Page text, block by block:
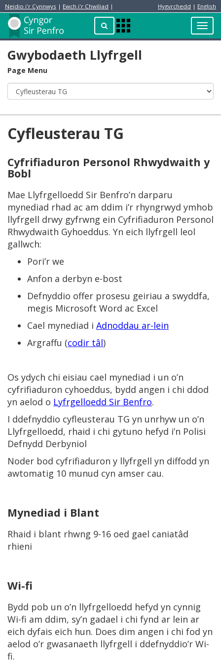
Neidio i'r Cynnwys | Ewch i'r Chwiliad | Hygyrchedd | English
ChwilioApps
Menu
Preswylydd
Gwybodaeth Llyfrgell
Page Menu
Cyfleusterau TG
Cyfrifiaduron Personol Rhwydwaith y
Bobl
Mae Llyfrgelloedd Sir Benfro’n darparu
mynediad rhad ac am ddim i’r rhyngrwyd ymhob
llyfrgell drwy gyfrwng ein Cyfrifiaduron Personol
Rhwydwaith Gyhoeddus. Yn eich llyfrgell leol
gallwch:
Pori’r we
Anfon a derbyn e-bost
Defnyddio offer prosesu geiriau a swyddfa,
megis Microsoft Word ac Excel
Cael mynediad i Adnoddau ar-lein
Argraffu (codir tâl)
Os ydych chi eisiau cael mynediad i un o’n
cyfrifiaduron cyhoeddus, bydd angen i chi ddod
yn aelod o Lyfrgelloedd Sir Benfro.
I ddefnyddio cyfleusterau TG yn unrhyw un o’n
Llyfrgelloedd, rhaid i chi gytuno hefyd i’n Polisi
Defnydd Derbyniol
Noder bod cyfrifiaduron y llyfrgell yn diffodd yn
awtomatig 10 munud cyn amser cau.
Mynediad i Blant
Rhaid i blant rhwng 9-16 oed gael caniatâd
rhieni
Wi-fi
Bydd pob un o’n llyfrgelloedd hefyd yn cynnig
Wi-fi am ddim, sy’n gadael i chi fynd ar lein ar
eich dyfais eich hun. Does dim angen i chi fod yn
aelod o’r gwasanaeth llyfrgell i ddefnyddio’r Wi-
fi.